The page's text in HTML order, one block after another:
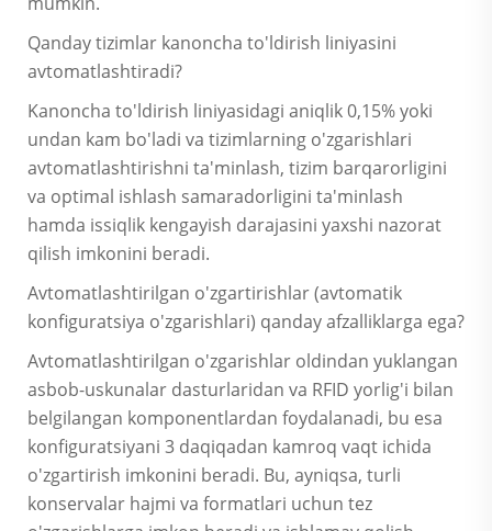
Qanday tizimlar kanoncha to'ldirish liniyasini
avtomatlashtiradi?
Kanoncha to'ldirish liniyasidagi aniqlik 0,15% yoki
undan kam bo'ladi va tizimlarning o'zgarishlari
avtomatlashtirishni ta'minlash, tizim barqarorligini
va optimal ishlash samaradorligini ta'minlash
hamda issiqlik kengayish darajasini yaxshi nazorat
qilish imkonini beradi.
Avtomatlashtirilgan o'zgartirishlar (avtomatik
konfiguratsiya o'zgarishlari) qanday afzalliklarga ega?
Avtomatlashtirilgan o'zgarishlar oldindan yuklangan
asbob-uskunalar dasturlaridan va RFID yorlig'i bilan
belgilangan komponentlardan foydalanadi, bu esa
konfiguratsiyani 3 daqiqadan kamroq vaqt ichida
o'zgartirish imkonini beradi. Bu, ayniqsa, turli
konservalar hajmi va formatlari uchun tez